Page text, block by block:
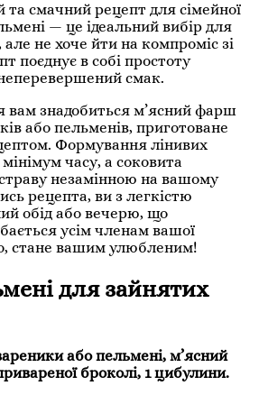
смачний рецепт для сімейної
— це ідеальний вибір для
але не хоче йти на компроміс зі
поєднує в собі простоту
смак.
вам знадобиться м’ясний фарш
або пельменів, приготоване
Формування лінивих
часу, а соковита
незамінною на вашому
рецепта, ви з легкістю
обід або вечерю, що
усім членам вашої
стане вашим улюбленим!
для зайнятих
або пельмені, м’ясний
броколі, 1 цибулини.